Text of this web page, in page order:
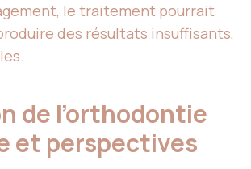
le traitement pourrait
des résultats insuffisants,
de l’orthodontie
et perspectives